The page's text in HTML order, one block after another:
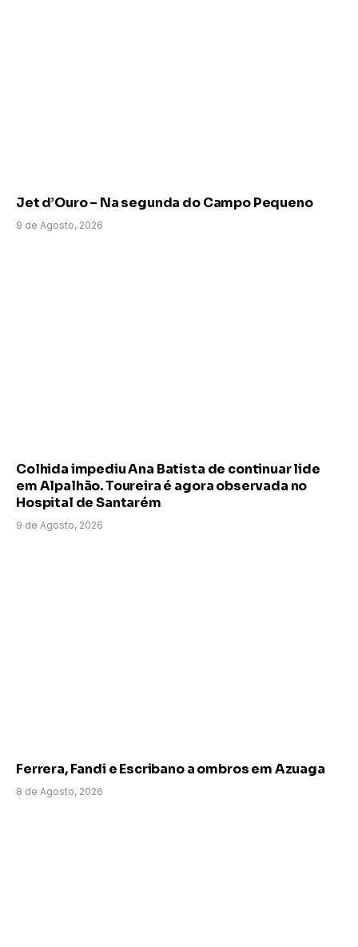
Jet d’Ouro – Na segunda do Campo Pequeno
9 de Agosto, 2026
Colhida impediu Ana Batista de continuar lide
em Alpalhão. Toureira é agora observada no
Hospital de Santarém
9 de Agosto, 2026
Ferrera, Fandi e Escribano a ombros em Azuaga
8 de Agosto, 2026